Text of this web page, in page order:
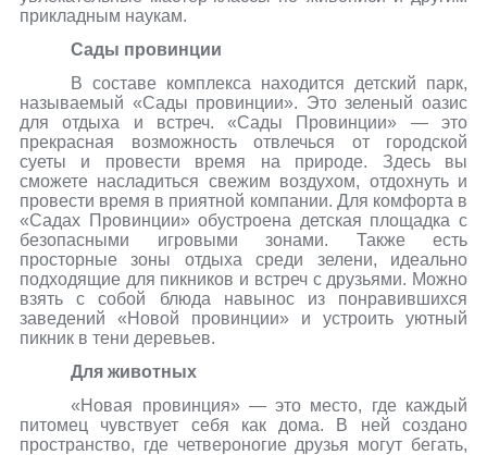
прикладным наукам.
Сады провинции
В составе комплекса находится детский парк,
называемый «Сады провинции». Это зеленый оазис
для отдыха и встреч. «Сады Провинции» — это
прекрасная возможность отвлечься от городской
суеты и провести время на природе. Здесь вы
сможете насладиться свежим воздухом, отдохнуть и
провести время в приятной компании. Для комфорта в
«Садах Провинции» обустроена детская площадка с
безопасными игровыми зонами. Также есть
просторные зоны отдыха среди зелени, идеально
подходящие для пикников и встреч с друзьями. Можно
взять с собой блюда навынос из понравившихся
заведений «Новой провинции» и устроить уютный
пикник в тени деревьев.
Для животных
«Новая провинция» — это место, где каждый
питомец чувствует себя как дома. В ней создано
пространство, где четвероногие друзья могут бегать,